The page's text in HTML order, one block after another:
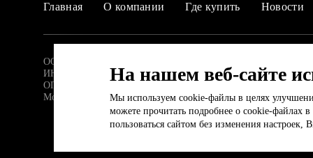
Главная О компании Где купить Новости
ООО «Горенье БТ»
ИНН 7704722037
ОГРН 1097746095875
Москва, Якиманская набережная, д. 4, стр. 1
На нашем веб-сайте
Мы используем cookie-файлы в целях
можете прочитать подробнее о cookie-файлах в
пользоваться сайтом без изменения